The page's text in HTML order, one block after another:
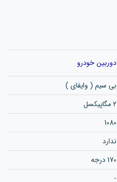
دوربین خودرو
بی سیم ( وایفای )
2 مگاپیکسل
1080
ندارد
170 درجه
-